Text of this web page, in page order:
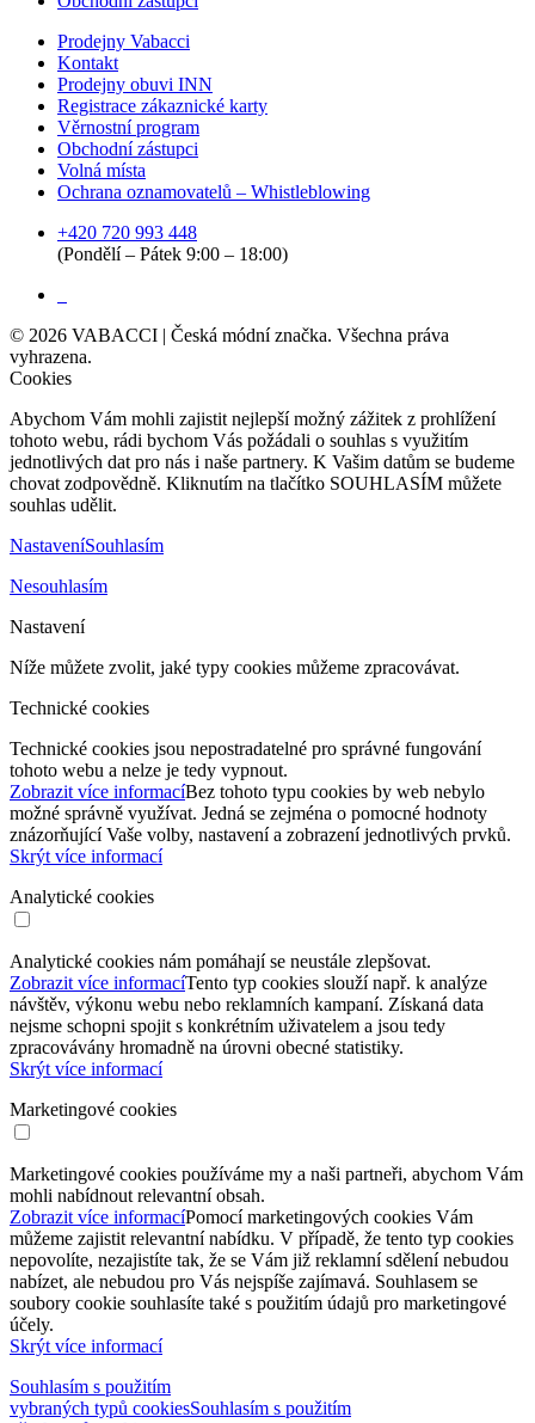
Prodejny Vabacci
Kontakt
Prodejny obuvi INN
Registrace zákaznické karty
Věrnostní program
Obchodní zástupci
Volná místa
Ochrana oznamovatelů – Whistleblowing
+420 720 993 448
(Pondělí – Pátek 9:00 – 18:00)
© 2026 VABACCI | Česká módní značka. Všechna práva
vyhrazena.
Cookies
Abychom Vám mohli zajistit nejlepší možný zážitek z prohlížení
tohoto webu, rádi bychom Vás požádali o souhlas s využitím
jednotlivých dat pro nás i naše partnery. K Vašim datům se budeme
chovat zodpovědně. Kliknutím na tlačítko SOUHLASÍM můžete
souhlas udělit.
NastaveníSouhlasím
Nesouhlasím
Nastavení
Níže můžete zvolit, jaké typy cookies můžeme zpracovávat.
Technické cookies
Technické cookies jsou nepostradatelné pro správné fungování
tohoto webu a nelze je tedy vypnout.
Zobrazit více informacíBez tohoto typu cookies by web nebylo
možné správně využívat. Jedná se zejména o pomocné hodnoty
znázorňující Vaše volby, nastavení a zobrazení jednotlivých prvků.
Skrýt více informací
Analytické cookies
Analytické cookies nám pomáhají se neustále zlepšovat.
Zobrazit více informacíTento typ cookies slouží např. k analýze
návštěv, výkonu webu nebo reklamních kampaní. Získaná data
nejsme schopni spojit s konkrétním uživatelem a jsou tedy
zpracovávány hromadně na úrovni obecné statistiky.
Skrýt více informací
Marketingové cookies
Marketingové cookies používáme my a naši partneři, abychom Vám
mohli nabídnout relevantní obsah.
Zobrazit více informacíPomocí marketingových cookies Vám
můžeme zajistit relevantní nabídku. V případě, že tento typ cookies
nepovolíte, nezajistíte tak, že se Vám již reklamní sdělení nebudou
nabízet, ale nebudou pro Vás nejspíše zajímavá. Souhlasem se
soubory cookie souhlasíte také s použitím údajů pro marketingové
účely.
Skrýt více informací
Souhlasím s použitím
vybraných typů cookiesSouhlasím s použitím